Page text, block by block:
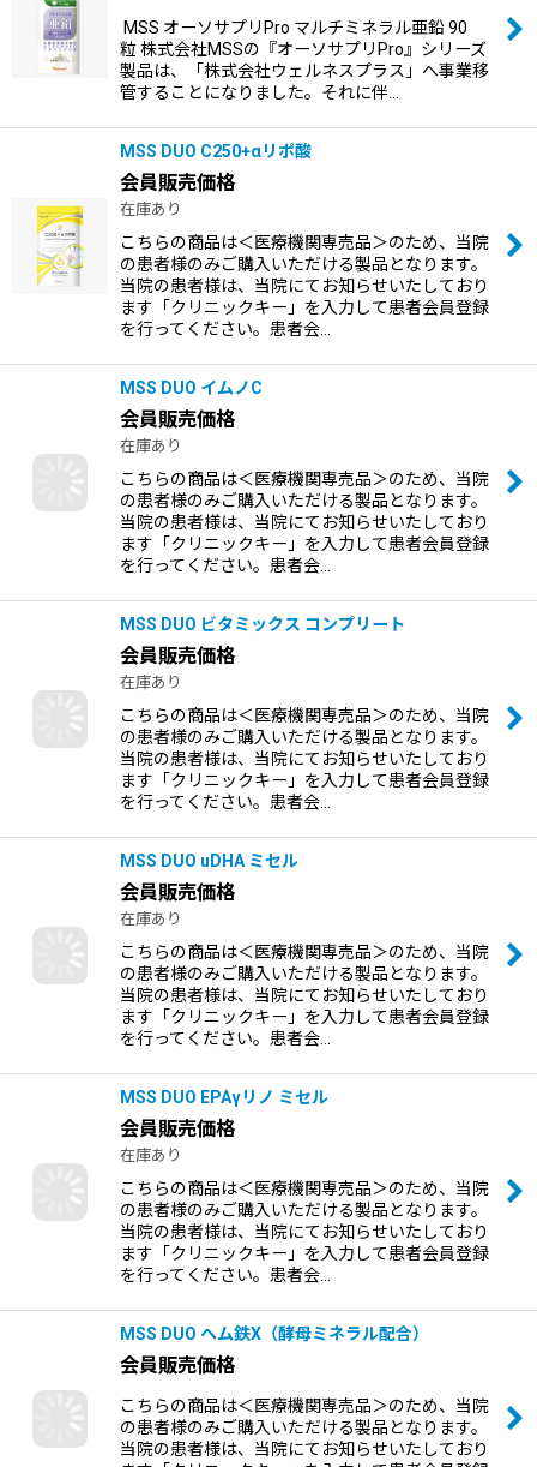
MSS オーソサプリPro マルチミネラル亜鉛 90
粒 株式会社MSSの『オーソサプリPro』シリーズ
製品は、「株式会社ウェルネスプラス」へ事業移
管することになりました。それに伴…
MSS DUO C250+αリポ酸
会員販売価格
在庫あり
こちらの商品は＜医療機関専売品＞のため、当院
の患者様のみご購入いただける製品となります。
当院の患者様は、当院にてお知らせいたしており
ます「クリニックキー」を入力して患者会員登録
を行ってください。患者会…
MSS DUO イムノC
会員販売価格
在庫あり
こちらの商品は＜医療機関専売品＞のため、当院
の患者様のみご購入いただける製品となります。
当院の患者様は、当院にてお知らせいたしており
ます「クリニックキー」を入力して患者会員登録
を行ってください。患者会…
MSS DUO ビタミックス コンプリート
会員販売価格
在庫あり
こちらの商品は＜医療機関専売品＞のため、当院
の患者様のみご購入いただける製品となります。
当院の患者様は、当院にてお知らせいたしており
ます「クリニックキー」を入力して患者会員登録
を行ってください。患者会…
MSS DUO uDHA ミセル
会員販売価格
在庫あり
こちらの商品は＜医療機関専売品＞のため、当院
の患者様のみご購入いただける製品となります。
当院の患者様は、当院にてお知らせいたしており
ます「クリニックキー」を入力して患者会員登録
を行ってください。患者会…
MSS DUO EPAγリノ ミセル
会員販売価格
在庫あり
こちらの商品は＜医療機関専売品＞のため、当院
の患者様のみご購入いただける製品となります。
当院の患者様は、当院にてお知らせいたしており
ます「クリニックキー」を入力して患者会員登録
を行ってください。患者会…
MSS DUO ヘム鉄X（酵母ミネラル配合）
会員販売価格
こちらの商品は＜医療機関専売品＞のため、当院
の患者様のみご購入いただける製品となります。
当院の患者様は、当院にてお知らせいたしており